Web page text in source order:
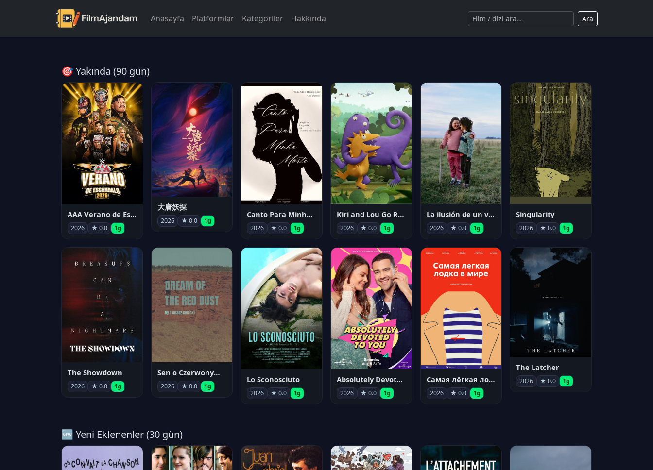
Anasayfa Platformlar Kategoriler Hakkında Ara
🎯 Yakında (90 gün)
AAA Verano de Escándalo 2026 - Week 3
2026 ★ 0.0 1g
大唐妖探
2026 ★ 0.0 1g
Canto Para Minha Morte
2026 ★ 0.0 1g
Kiri and Lou Go Raaa!
2026 ★ 0.0 1g
La ilusión de un verano sin fin
2026 ★ 0.0 1g
Singularity
2026 ★ 0.0 1g
The Showdown
2026 ★ 0.0 1g
Sen o Czerwonym Pyle
2026 ★ 0.0 1g
Lo Sconosciuto
2026 ★ 0.0 1g
Absolutely Devoted to You
2026 ★ 0.0 1g
Самая лёгкая лодка в мире
2026 ★ 0.0 1g
The Latcher
2026 ★ 0.0 1g
🆕 Yeni Eklenenler (30 gün)